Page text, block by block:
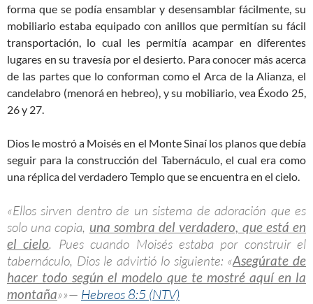
forma que se podía ensamblar y desensamblar fácilmente, su
mobiliario estaba equipado con anillos que permitían su fácil
transportación, lo cual les permitía acampar en diferentes
lugares en su travesía por el desierto. Para conocer más acerca
de las partes que lo conforman como el Arca de la Alianza, el
candelabro (menorá en hebreo), y su mobiliario, vea Éxodo 25,
26 y 27.
Dios le mostró a Moisés en el Monte Sinaí los planos que debía
seguir para la construcción del Tabernáculo, el cual era como
una réplica del verdadero Templo que se encuentra en el cielo.
«Ellos sirven dentro de un sistema de adoración que es
solo una copia, una sombra del verdadero, que está en
el cielo. Pues cuando Moisés estaba por construir el
tabernáculo, Dios le advirtió lo siguiente: «Asegúrate de
hacer todo según el modelo que te mostré aquí en la
montaña»»— Hebreos 8:5 (NTV)